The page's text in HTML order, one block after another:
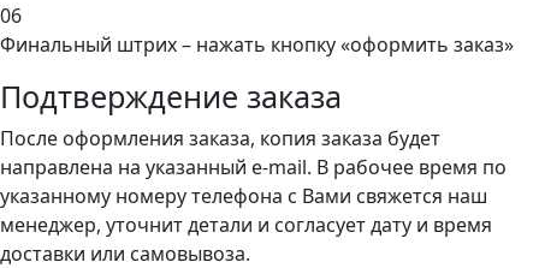
06
Финальный штрих – нажать кнопку «оформить заказ»
Подтверждение заказа
После оформления заказа, копия заказа будет
направлена на указанный e-mail. В рабочее время по
указанному номеру телефона с Вами свяжется наш
менеджер, уточнит детали и согласует дату и время
доставки или самовывоза.